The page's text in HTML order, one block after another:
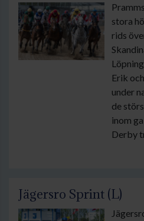
stora
rids
Erik
under
de
inom
Derby
Jägersro Sprint (L)